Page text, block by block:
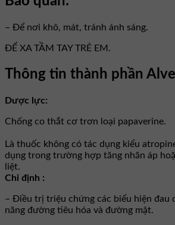
– Để nơi khô, mát, tránh ánh sáng.
ĐỂ XA TẦM TAY TRẺ EM.
Thông tin thành phần
Dược lực:
Chống co thắt cơ trơn loại papaverine.
Là thuốc không có tác dụng kiểu
dụng trong trường hợp tăng nhãn áp
liệt.
Chỉ định :
– Ðiều trị triệu chứng các biểu hiện đau
năng đường tiêu hóa và đường mật.